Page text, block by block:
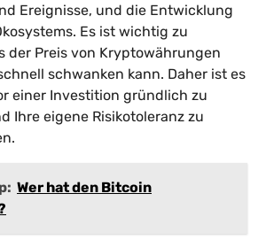
Ereignisse, und die Entwicklung
Es ist wichtig zu
der Preis von Kryptowährungen
schwanken kann. Daher ist es
einer Investition gründlich zu
Ihre eigene Risikotoleranz zu
Wer hat den Bitcoin